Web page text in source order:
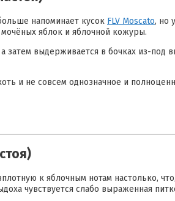
напоминает кусок FLV Moscato, но
яблок и яблочной кожуры.
выдерживается в бочках из-под
и не совсем однозначное и
к яблочным нотам настолько,
чувствуется слабо выраженная